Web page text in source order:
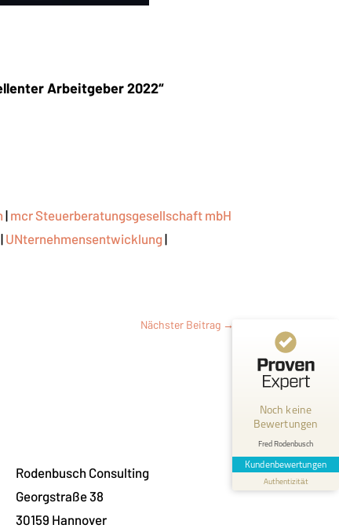
Arbeitgeber 2022“
| mcr Steuerberatungsgesellschaft mbH
| UNternehmensentwicklung |
Nächster Beitrag→
Rodenbusch Consulting
Georgstraße 38
30159 Hannover
Noch keine
Bewertungen
Fred Rodenbusch
Kundenbewertungen
Authentizität
Kundenbewertungen und Erfahrungen zu
Erfahren Sie mehr über dieses Bewertungssiegel
1.1.1970
Profil ansehen